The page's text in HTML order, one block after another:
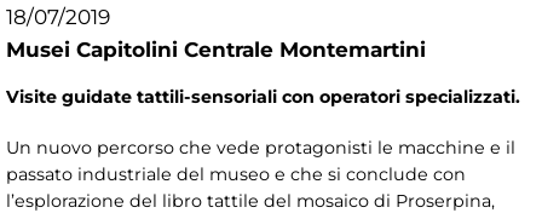
18/07/2019
Musei Capitolini Centrale Montemartini
Visite guidate tattili-sensoriali con operatori specializzati.
Un nuovo percorso che vede protagonisti le macchine e il
passato industriale del museo e che si conclude con
l’esplorazione del libro tattile del mosaico di Proserpina,